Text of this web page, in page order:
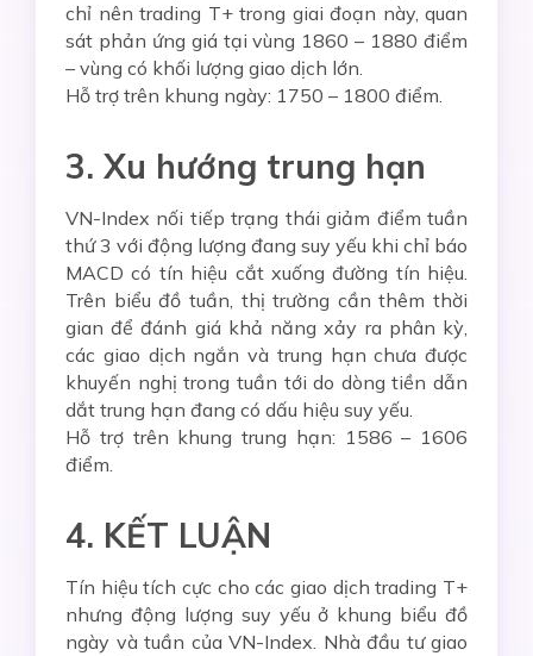
chỉ nên trading T+ trong giai đoạn này, quan
sát phản ứng giá tại vùng 1860 – 1880 điểm
– vùng có khối lượng giao dịch lớn.
Hỗ trợ trên khung ngày: 1750 – 1800 điểm.
3. Xu hướng trung hạn
VN-Index nối tiếp trạng thái giảm điểm tuần
thứ 3 với động lượng đang suy yếu khi chỉ báo
MACD có tín hiệu cắt xuống đường tín hiệu.
Trên biểu đồ tuần, thị trường cần thêm thời
gian để đánh giá khả năng xảy ra phân kỳ,
các giao dịch ngắn và trung hạn chưa được
khuyến nghị trong tuần tới do dòng tiền dẫn
dắt trung hạn đang có dấu hiệu suy yếu.
Hỗ trợ trên khung trung hạn: 1586 – 1606
điểm.
4. KẾT LUẬN
Tín hiệu tích cực cho các giao dịch trading T+
nhưng động lượng suy yếu ở khung biểu đồ
ngày và tuần của VN-Index. Nhà đầu tư giao